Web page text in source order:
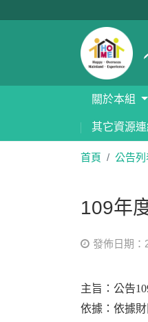
關於本組
其它資源
首頁 公告列
109年
發佈日期：
主旨：公告
依據：依據